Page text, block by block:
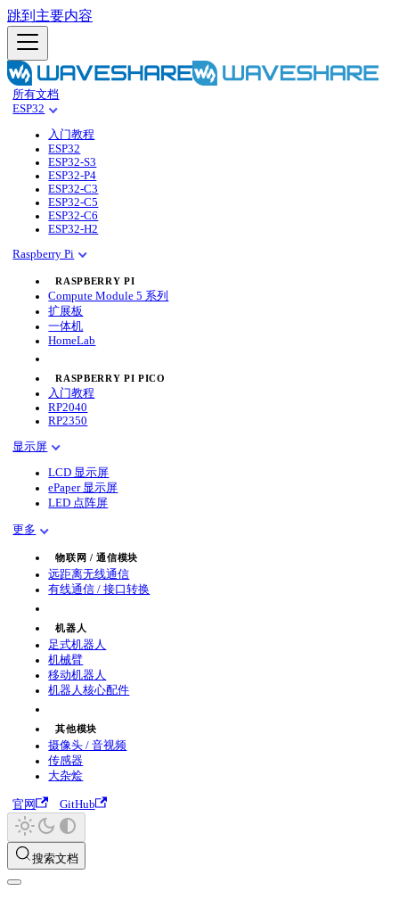
跳到主要内容
所有文档
ESP32
入门教程
ESP32
ESP32-S3
ESP32-P4
ESP32-C3
ESP32-C5
ESP32-C6
ESP32-H2
Raspberry Pi
RASPBERRY PI
Compute Module 5 系列
扩展板
一体机
HomeLab
RASPBERRY PI PICO
入门教程
RP2040
RP2350
显示屏
LCD 显示屏
ePaper 显示屏
LED 点阵屏
更多
物联网 / 通信模块
远距离无线通信
有线通信 / 接口转换
机器人
足式机器人
机械臂
移动机器人
机器人核心配件
其他模块
摄像头 / 音视频
传感器
大杂烩
官网 GitHub
搜索文档